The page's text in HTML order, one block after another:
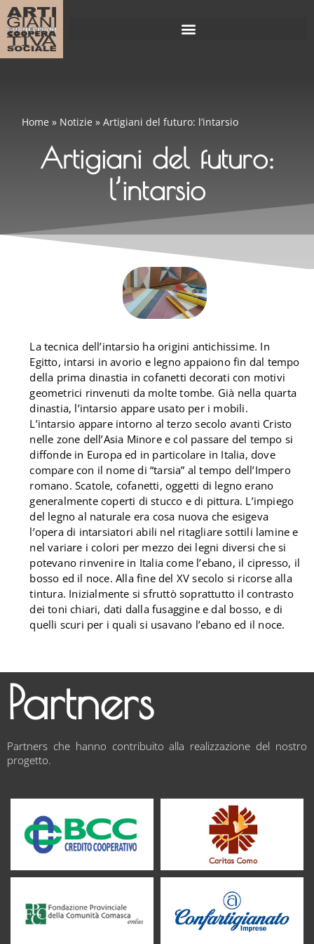
Home » Notizie »Artigiani del futuro: l’intarsio
Artigiani del futuro:
l’intarsio
La tecnica dell’intarsio ha origini antichissime. In
Egitto, intarsi in avorio e legno appaiono fin dal tempo
della prima dinastia in cofanetti decorati con motivi
geometrici rinvenuti da molte tombe. Già nella quarta
dinastia, l’intarsio appare usato per i mobili.
L’intarsio appare intorno al terzo secolo avanti Cristo
nelle zone dell’Asia Minore e col passare del tempo si
diffonde in Europa ed in particolare in Italia, dove
compare con il nome di “tarsia” al tempo dell’Impero
romano. Scatole, cofanetti, oggetti di legno erano
generalmente coperti di stucco e di pittura. L’impiego
del legno al naturale era cosa nuova che esigeva
l’opera di intarsiatori abili nel ritagliare sottili lamine e
nel variare i colori per mezzo dei legni diversi che si
potevano rinvenire in Italia come l’ebano, il cipresso, il
bosso ed il noce. Alla fine del XV secolo si ricorse alla
tintura. Inizialmente si sfruttò soprattutto il contrasto
dei toni chiari, dati dalla fusaggine e dal bosso, e di
quelli scuri per i quali si usavano l’ebano ed il noce.
Partners
Partners che hanno contribuito alla realizzazione del nostro
progetto.